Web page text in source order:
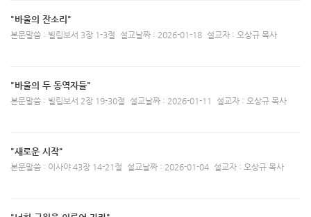
"바울의 잔소리"
본문말씀 : 빌립보서 3장 1-3절 설교날짜 : 2026-01-18 설교자 : 오상규 목사
"바울의 두 동역자들"
본문말씀 : 빌립보서 2장 19-30절 설교날짜 : 2026-01-11 설교자 : 오상규 목사
"새로운 시작"
본문말씀 : 이사야 43장 14-21절 설교날짜 : 2026-01-04 설교자 : 오상규 목사